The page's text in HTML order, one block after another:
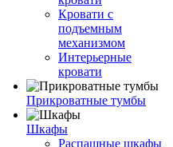
Кровати с
подъемным
механизмом
Интерьерные
кровати
Прикроватные тумбы
Шкафы
Распашные шкафы